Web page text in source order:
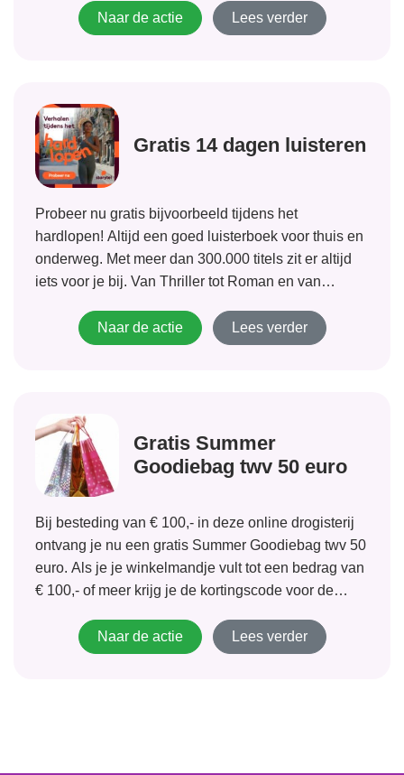
naar zal de voorraad snel afnemen. Dus wees er
snel bij! Er wordt uitsluitend gevraagd om een
Naar de actie Lees verder
Gratis 14 dagen luisteren
Probeer nu gratis bijvoorbeeld tijdens het
hardlopen! Altijd een goed luisterboek voor thuis en
onderweg. Met meer dan 300.000 titels zit er altijd
iets voor je bij. Van Thriller tot Roman en van
en erbuiten met Storytel luister...
Naar de actie Lees verder
Gratis Summer
Goodiebag twv 50 euro
Bij besteding van € 100,- in deze online drogisterij
ontvang je nu een gratis Summer Goodiebag twv 50
euro. Als je je winkelmandje vult tot een bedrag van
€ 100,- of meer krijg je de kortingscode voor de
Naar de actie
Lees verder